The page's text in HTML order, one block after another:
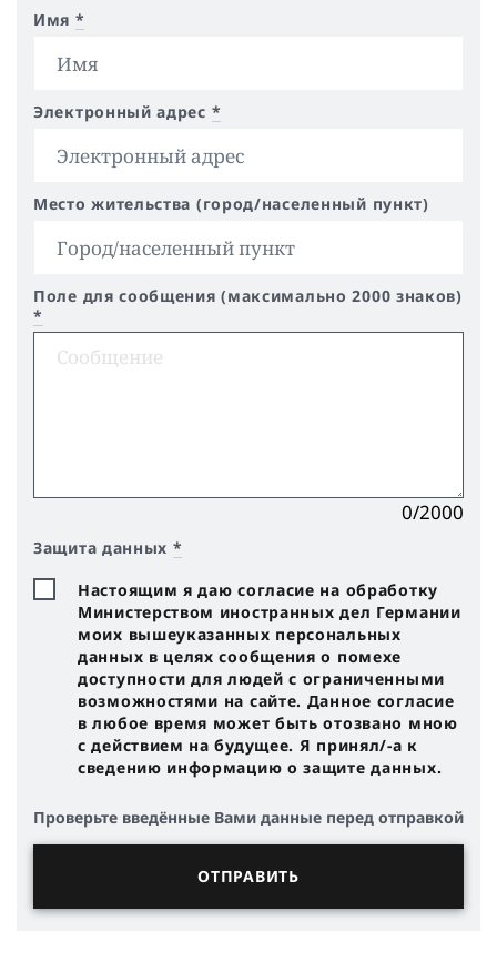
Имя *
Электронный адрес *
Место жительства (город/населенный пункт)
Поле для сообщения (максимально 2000 знаков)
*
0/2000
Защита данных *
Настоящим я даю согласие на обработку
Министерством иностранных дел Германии
моих вышеуказанных персональных
данных в целях сообщения о помехе
доступности для людей с ограниченными
возможностями на сайте. Данное согласие
в любое время может быть отозвано мною
с действием на будущее. Я принял/-a к
сведению информацию о защите данных.
Проверьте введённые Вами данные перед отправкой